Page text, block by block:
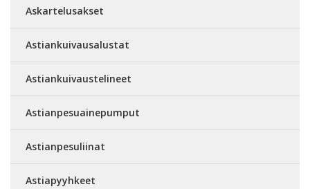
Askartelusakset
Astiankuivausalustat
Astiankuivaustelineet
Astianpesuainepumput
Astianpesuliinat
Astiapyyhkeet